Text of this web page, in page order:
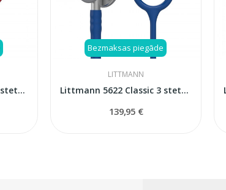
Littmann 5868 Classic 3 stetoskops
Bezmaksas piegāde
LITTMANN
Littmann 5622 Classic 3 stetoskops
139,95 €